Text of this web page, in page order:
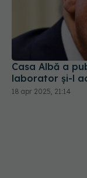
Casa Albă a
laborator și-l
18 apr 2025, 21:14